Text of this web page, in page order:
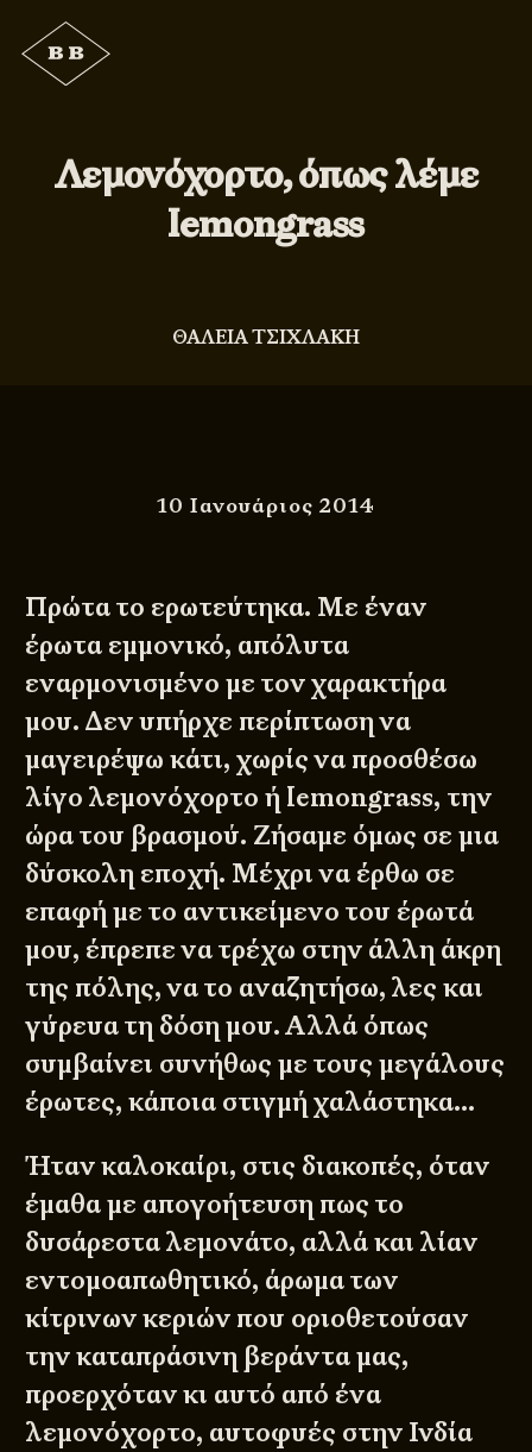
Λεμονόχορτο, όπως λέμε
lemongrass
ΘΑΛΕΙΑ ΤΣΙΧΛΑΚΗ
10 Ιανουάριος 2014
Πρώτα το ερωτεύτηκα. Με έναν
έρωτα εμμονικό, απόλυτα
εναρμονισμένο με τον χαρακτήρα
μου. Δεν υπήρχε περίπτωση να
μαγειρέψω κάτι, χωρίς να προσθέσω
λίγο λεμονόχορτο ή lemongrass, την
ώρα του βρασμού. Ζήσαμε όμως σε μια
δύσκολη εποχή. Μέχρι να έρθω σε
επαφή με το αντικείμενο του έρωτά
μου, έπρεπε να τρέχω στην άλλη άκρη
της πόλης, να το αναζητήσω, λες και
γύρευα τη δόση μου. Αλλά όπως
συμβαίνει συνήθως με τους μεγάλους
έρωτες, κάποια στιγμή χαλάστηκα…
Ήταν καλοκαίρι, στις διακοπές, όταν
έμαθα με απογοήτευση πως το
δυσάρεστα λεμονάτο, αλλά και λίαν
εντομοαπωθητικό, άρωμα των
κίτρινων κεριών που οριοθετούσαν
την καταπράσινη βεράντα μας,
προερχόταν κι αυτό από ένα
λεμονόχορτο, αυτοφυές στην Ινδία